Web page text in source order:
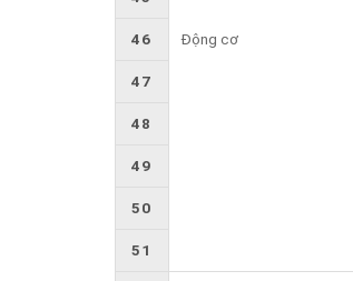
Động cơ
46
47
48
49
50
51